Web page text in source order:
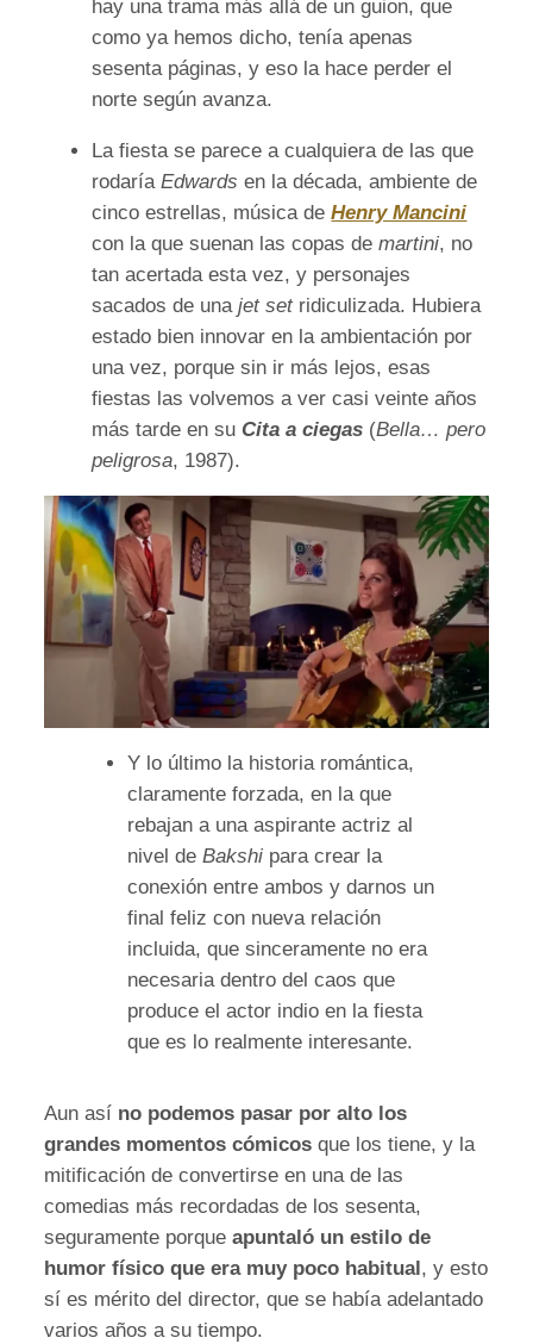
hay una trama más allá de un guion, que
como ya hemos dicho, tenía apenas
sesenta páginas, y eso la hace perder el
norte según avanza.
La fiesta se parece a cualquiera de las que
rodaríaEdwardsen la década, ambiente de
cinco estrellas, música deHenry Mancini
con la que suenan las copas demartini, no
tan acertada esta vez, y personajes
sacados de unajet set ridiculizada. Hubiera
estado bien innovar en la ambientación por
una vez, porque sin ir más lejos, esas
fiestas las volvemos a ver casi veinte años
más tarde en su Cita a ciegas (Bella… pero
peligrosa, 1987).
Y lo último la historia romántica,
claramente forzada, en la que
rebajan a una aspirante actriz al
nivel deBakshi para crear la
conexión entre ambos y darnos un
final feliz con nueva relación
incluida, que sinceramente no era
necesaria dentro del caos que
produce el actor indio en la fiesta
que es lo realmente interesante.
Aun así no podemos pasar por alto los
grandes momentos cómicos que los tiene, y la
mitificación de convertirse en una de las
comedias más recordadas de los sesenta,
seguramente porqueapuntaló un estilo de
humor físico que era muy poco habitual, y esto
sí es mérito del director, que se había adelantado
varios años a su tiempo.